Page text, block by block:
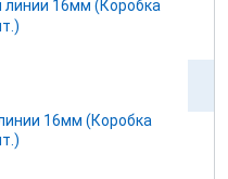
16мм (Коробка